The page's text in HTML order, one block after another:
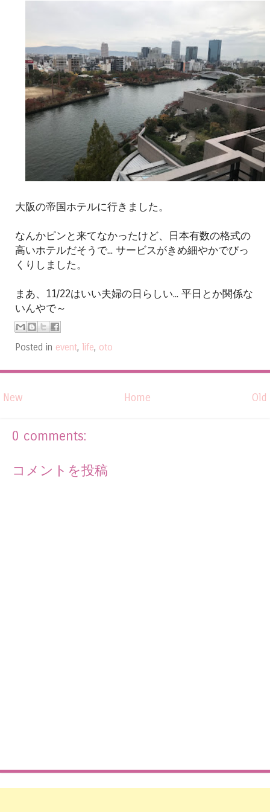
大阪の帝国ホテルに行きました。
なんかピンと来てなかったけど、日本有数の格式の
高いホテルだそうで... サービスがきめ細やかでびっ
くりしました。
まあ、11/22はいい夫婦の日らしい... 平日とか関係な
いんやで～
Posted in event, life, oto
New Old
Home
0 comments:
コメントを投稿